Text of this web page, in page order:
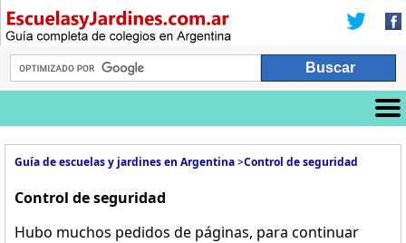
Guía de escuelas y jardines en Argentina>Control de seguridad
Control de seguridad
Hubo muchos pedidos de páginas, para continuar